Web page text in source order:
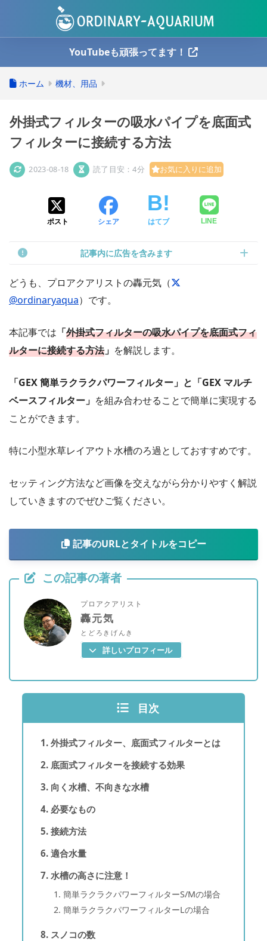
YouTubeも頑張ってます！
ホーム 機材、用品
外掛式フィルターの吸水パイプを底面式
フィルターに接続する方法
2023-08-18 読了目安：4分 お気に入りに追加
ポスト シェア はてブ LINE
記事内に広告を含みます
どうも、プロアクアリストの轟元気（
@ordinaryaqua）です。
本記事では 「外掛式フィルターの吸水パイプを底面式フィ
ルターに接続する方法」 を解説します。
「GEX 簡単ラクラクパワーフィルター」と「GEX マルチ
ベースフィルター」 を組み合わせることで簡単に実現する
ことができます。
特に小型水草レイアウト水槽のろ過としておすすめです。
セッティング方法など画像を交えながら分かりやすく解説
していきますのでぜひご覧ください。
記事のURLとタイトルをコピー
この記事の著者
プロアクアリスト
轟元気
とどろきげんき
詳しいプロフィール
目次
外掛式フィルター、底面式フィルターとは
底面式フィルターを接続する効果
向く水槽、不向きな水槽
必要なもの
接続方法
適合水量
水槽の高さに注意！
簡単ラクラクパワーフィルターS/Mの場合
簡単ラクラクパワーフィルターLの場合
スノコの数